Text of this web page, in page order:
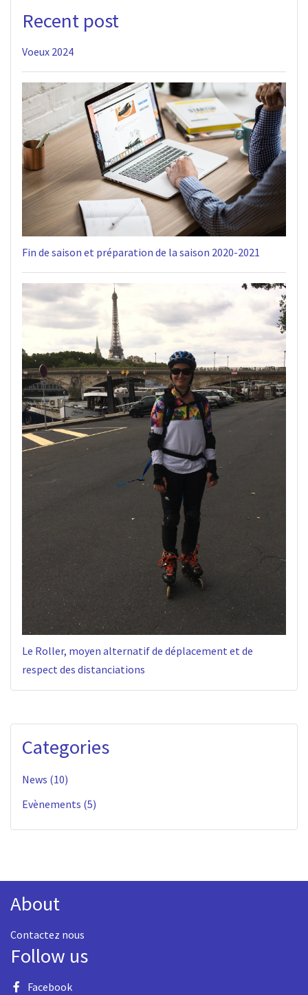
Recent post
Voeux 2024
Fin de saison et préparation de la saison 2020-2021
Le Roller, moyen alternatif de déplacement et de
respect des distanciations
Categories
News (10)
Evènements (5)
About
Contactez nous
Follow us
Facebook